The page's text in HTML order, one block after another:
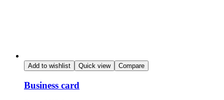
Add to wishlist Quick view Compare
Business card